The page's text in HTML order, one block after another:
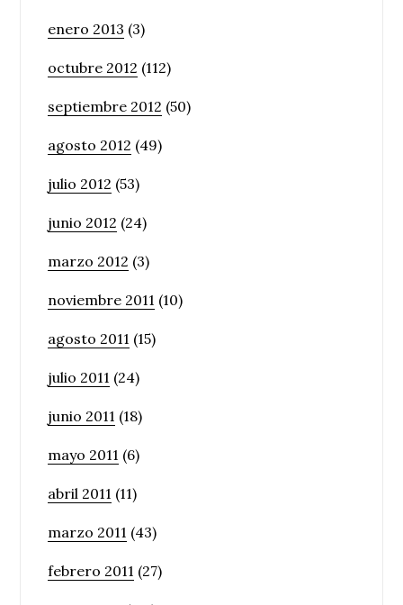
enero 2013 (3)
octubre 2012 (112)
septiembre 2012 (50)
agosto 2012 (49)
julio 2012 (53)
junio 2012 (24)
marzo 2012 (3)
noviembre 2011 (10)
agosto 2011 (15)
julio 2011 (24)
junio 2011 (18)
mayo 2011 (6)
abril 2011 (11)
marzo 2011 (43)
febrero 2011 (27)